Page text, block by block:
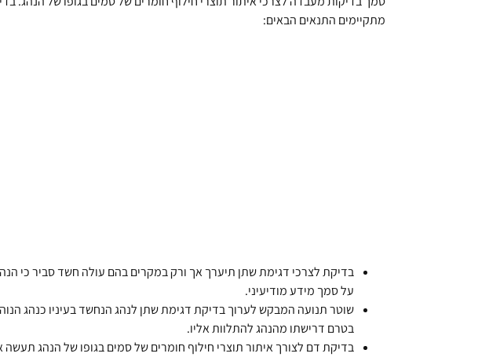
מתקיימים התנאים הבאים:
בדיקת לצרכי דגימת שתן תיערך אך ורק במקרים בהם עולה חשד סביר כי
על סמך מידע מודיעיני.
שוטר תנועה המבקש לערוך בדיקת דגימת שתן לנהג הנחשד בעיניו כנהג
בטרם דרישתו מהנהג להתלוות אליו.
בדיקת דם לצורך איתור תוצרי חילוף חומרים של סמים בגופו של הנהג